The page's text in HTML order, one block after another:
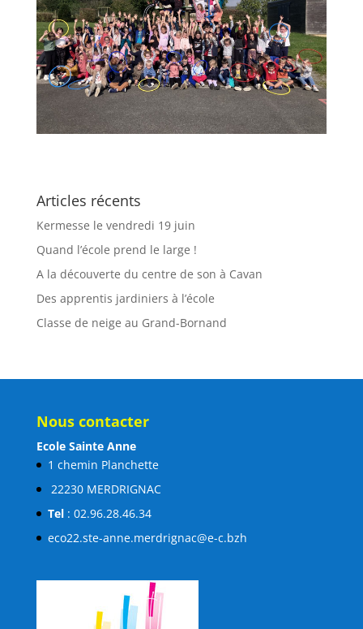
Articles récents
Kermesse le vendredi 19 juin
Quand l’école prend le large !
A la découverte du centre de son à Cavan
Des apprentis jardiniers à l’école
Classe de neige au Grand-Bornand
Nous contacter
Ecole Sainte Anne
1 chemin Planchette
22230 MERDRIGNAC
Tel: 02.96.28.46.34
eco22.ste-anne.merdrignac@e-c.bzh